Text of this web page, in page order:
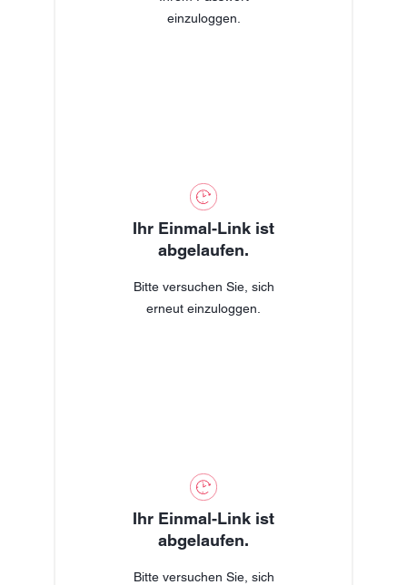
einzuloggen.
Ihr Einmal-Link ist
abgelaufen.
Bitte versuchen Sie, sich
erneut einzuloggen.
Ihr Einmal-Link ist
abgelaufen.
Bitte versuchen Sie, sich